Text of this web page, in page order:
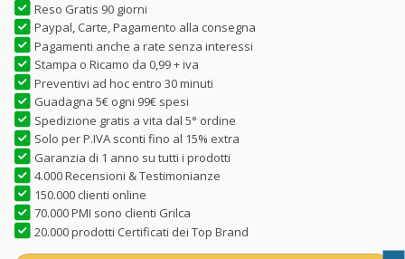
Reso Gratis 90 giorni
Paypal, Carte, Pagamento alla consegna
Pagamenti anche a rate senza interessi
Stampa o Ricamo da 0,99 + iva
Preventivi ad hoc entro 30 minuti
Guadagna 5€ ogni 99€ spesi
Spedizione gratis a vita dal 5° ordine
Solo per P.IVA sconti fino al 15% extra
Garanzia di 1 anno su tutti i prodotti
4.000 Recensioni & Testimonianze
150.000 clienti online
70.000 PMI sono clienti Grilca
20.000 prodotti Certificati dei Top Brand